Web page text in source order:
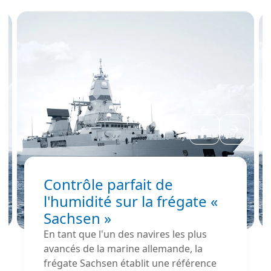
de moisissures dans
Contrôle parfait de
l'humidité sur la frégate «
Sachsen »
En tant que l'un des navires les plus
avancés de la marine allemande, la
frégate Sachsen établit une référence